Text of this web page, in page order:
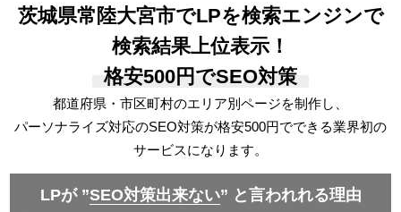
茨城県常陸大宮市でLPを検索エンジンで
検索結果上位表示！
格安500円でSEO対策
都道府県・市区町村のエリア別ページを制作し、
パーソナライズ対応のSEO対策が格安500円でできる業界初の
サービスになります。
LPが ”SEO対策出来ない” と言われれる理由